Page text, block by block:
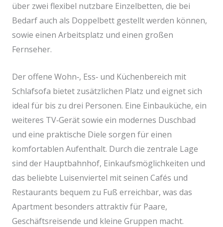
über zwei flexibel nutzbare Einzelbetten, die bei
Bedarf auch als Doppelbett gestellt werden können,
sowie einen Arbeitsplatz und einen großen
Fernseher.
Der offene Wohn‑, Ess‑ und Küchenbereich mit
Schlafsofa bietet zusätzlichen Platz und eignet sich
ideal für bis zu drei Personen. Eine Einbauküche, ein
weiteres TV‑Gerät sowie ein modernes Duschbad
und eine praktische Diele sorgen für einen
komfortablen Aufenthalt. Durch die zentrale Lage
sind der Hauptbahnhof, Einkaufsmöglichkeiten und
das beliebte Luisenviertel mit seinen Cafés und
Restaurants bequem zu Fuß erreichbar, was das
Apartment besonders attraktiv für Paare,
Geschäftsreisende und kleine Gruppen macht.